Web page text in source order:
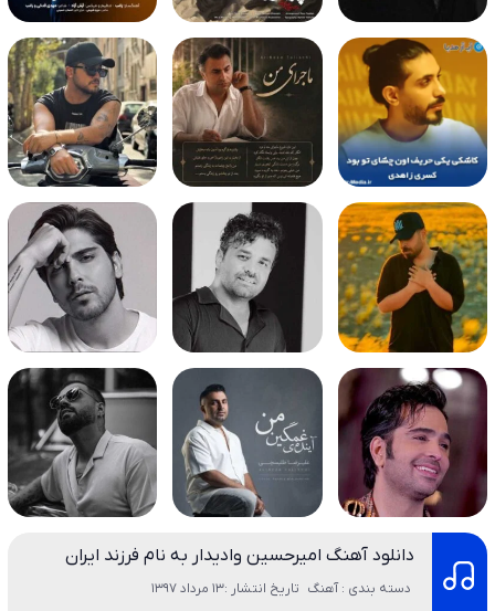
دانلود آهنگ امیرحسین وادیدار به نام فرزند ایران
دسته بندی : آهنگ تاریخ انتشار :13 مرداد 1397